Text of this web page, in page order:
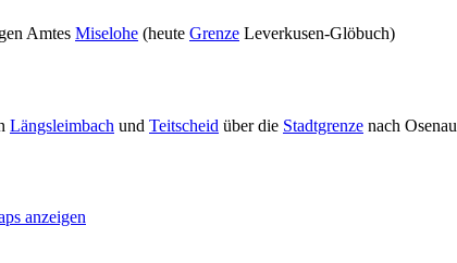
Amtes Miselohe (heute Grenze Leverkusen-Glöbuch)
Längsleimbach und Teitscheid über die Stadtgrenze nach Osenau
anzeigen